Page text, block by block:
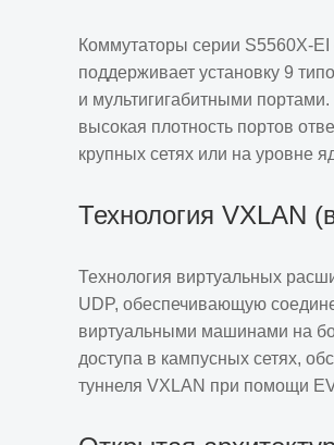
Продвинутые
бесплатно, такие как
и Macsec.
Высокая плотность портов
Один слот расширения с
мультигигабитных портов
В качестве устройства
может обеспечить высокую
мест. Данные модели могут
Коммутаторы серии S5560X-
поддерживает установку 9
и мультигигабитными
высокая плотность портов
крупных сетях или на уровне
Технология VXLAN
Технология виртуальных
UDP, обеспечивающую
виртуальными машинами на
доступа в кампусных сетях,
туннеля VXLAN при помощи